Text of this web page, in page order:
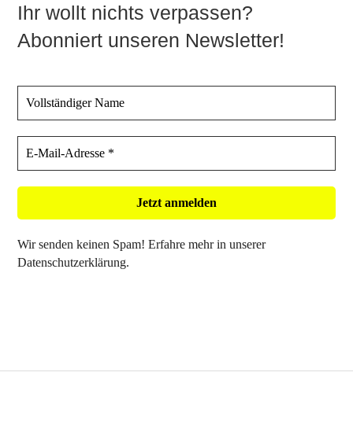
Ihr wollt nichts verpassen?
Abonniert unseren Newsletter!
Wir senden keinen Spam! Erfahre mehr in unserer
Datenschutzerklärung.